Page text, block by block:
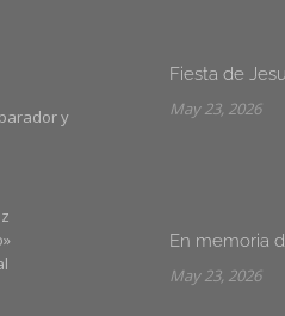
y
Fiesta de
May 23, 2026
En memoria
May 23, 2026